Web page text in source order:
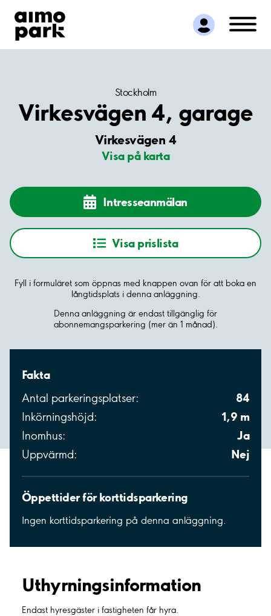
Hitta parkering
Samarbete
Kundservice
Stockholm
Virkesvägen 4, garage
Virkesvägen 4
Visa på karta
Intresseanmälan
Visa prislista
Fyll i formuläret som öppnas med knappen ovan för att boka en
långtidsplats i denna anläggning.
Denna anläggning är endast tillgänglig för
abonnemangsparkering (mer än 1 månad).
Fakta
Antal parkeringsplatser: 84
Inkörningshöjd: 1,9 m
Inomhus: Ja
Uppvärmd: Nej
Öppettider för korttidsparkering
Ingen korttidsparkering på denna anläggning.
Uthyrnings­information
Endast hyresgäster i fastigheten får hyra.